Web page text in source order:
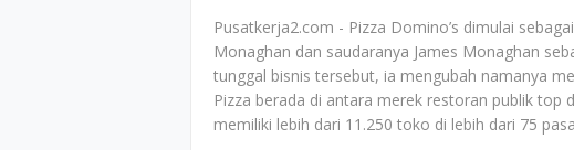
Pusatkerja2.com - Pizza Domino’s dimulai
Monaghan dan saudaranya James Monaghan
tunggal bisnis tersebut, ia mengubah namanya
Pizza berada di antara merek restoran publik top
memiliki lebih dari 11.250 toko di lebih dari 75